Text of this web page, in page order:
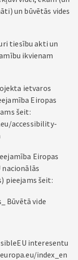
un būvētās vides
tiesību akti un
ikvienam
ietvaros
Eiropas
šeit:
accessibility-
Eiropas
nacionālās
pieejams šeit:
Būvētā vide
interesentu
index_en